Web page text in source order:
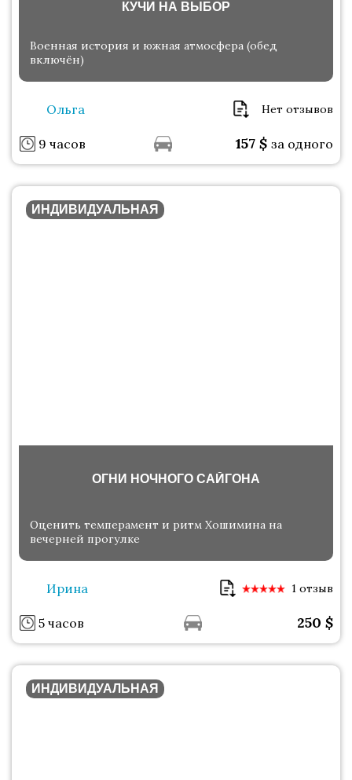
КУЧИ НА ВЫБОР
Военная история и южная атмосфера (обед
включён)
Ольга Нет отзывов
9 часов 157 $ за одного
ИНДИВИДУАЛЬНАЯ
ОГНИ НОЧНОГО САЙГОНА
Оценить темперамент и ритм Хошимина на
вечерней прогулке
Ирина 1 отзыв
5 часов 250 $
ИНДИВИДУАЛЬНАЯ